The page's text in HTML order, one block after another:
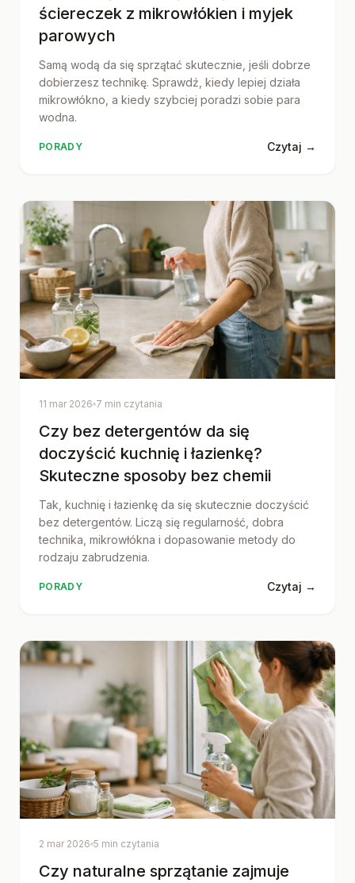
ściereczek z mikrowłókien i myjek
parowych
Samą wodą da się sprzątać skutecznie, jeśli dobrze
dobierzesz technikę. Sprawdź, kiedy lepiej działa
mikrowłókno, a kiedy szybciej poradzi sobie para
wodna.
PORADY Czytaj →
11 mar 2026 7 min czytania
Czy bez detergentów da się
doczyścić kuchnię i łazienkę?
Skuteczne sposoby bez chemii
Tak, kuchnię i łazienkę da się skutecznie doczyścić
bez detergentów. Liczą się regularność, dobra
technika, mikrowłókna i dopasowanie metody do
rodzaju zabrudzenia.
PORADY Czytaj →
2 mar 2026 5 min czytania
Czy naturalne sprzątanie zajmuje